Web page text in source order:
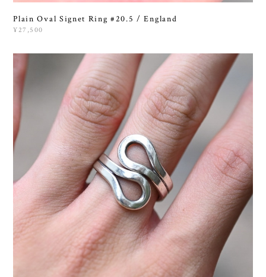
Plain Oval Signet Ring #20.5 / England
¥27,500